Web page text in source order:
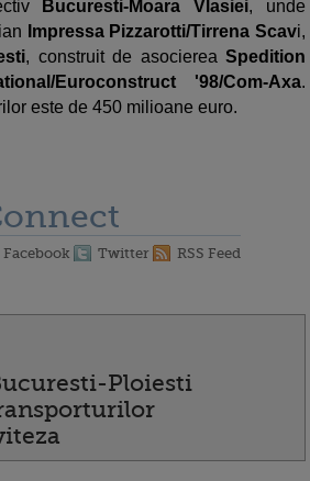
Bucuresti-Moara Vlasiei, unde
Impressa Pizzarotti/Tirrena Scavi,
, construit de asocierea Spedition
Euroconstruct '98/Com-Axa.
este de 450 milioane euro.
Facebook Twitter RSS Feed
Ploiesti